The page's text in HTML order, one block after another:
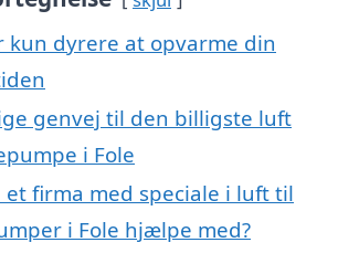
kun dyrere at opvarme din
genvej til den billigste luft
i Fole
et firma med speciale i luft til
i Fole hjælpe med?